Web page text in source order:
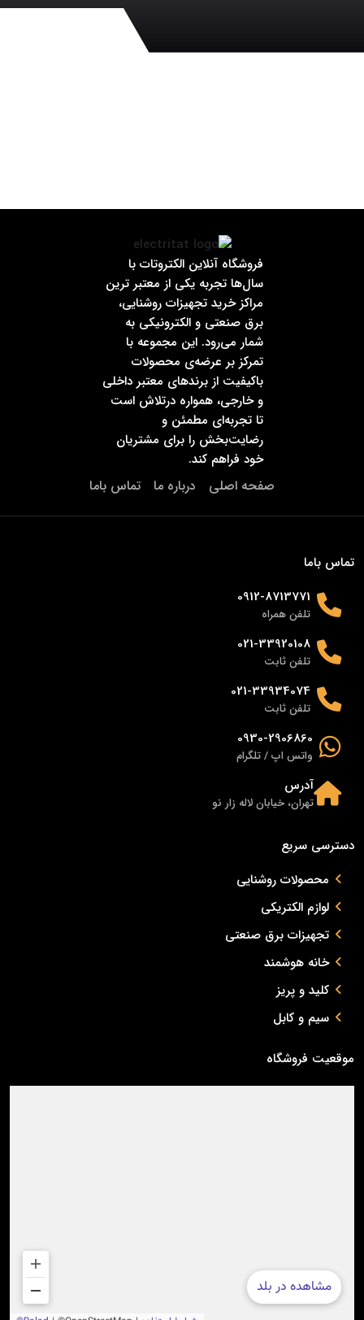
فروشگاه آنلاین الکتروتات با
سال‌ها تجربه یکی از معتبر ترین
مراکز خرید تجهیزات روشنایی،
برق صنعتی و الکترونیکی به
شمار می‌رود. این مجموعه با
تمرکز بر عرضه‌ی محصولات
باکیفیت از برندهای معتبر داخلی
و خارجی، همواره درتلاش است
تا تجربه‌ای مطمئن و
رضایت‌بخش را برای مشتریان
خود فراهم کند.
صفحه اصلی درباره ما تماس باما
تماس باما
0912-8713771
تلفن همراه
021-33920108
تلفن ثابت
021-33934074
تلفن ثابت
0930-2906860
واتس اپ / تلگرام
آدرس
تهران، خیابان لاله زار نو
دسترسی سریع
محصولات روشنایی
لوازم الکتریکی
تجهیزات برق صنعتی
خانه هوشمند
کلید و پریز
سیم و کابل
موقعیت فروشگاه